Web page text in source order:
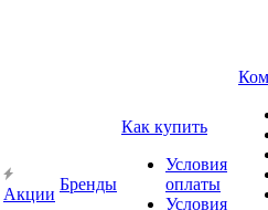
Акции
Бренды
Как купить
Условия
оплаты
Условия